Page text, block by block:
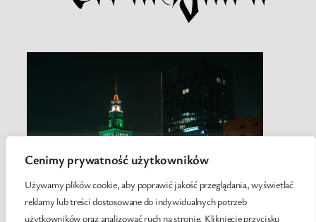
Cenimy prywatność użytkowników
Używamy plików cookie, aby poprawić jakość przeglądania, wyświetlać
reklamy lub treści dostosowane do indywidualnych potrzeb
użytkowników oraz analizować ruch na stronie. Kliknięcie przycisku